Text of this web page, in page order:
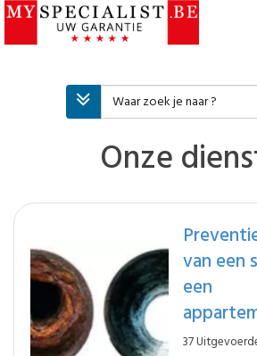
Onze
van een
een
37